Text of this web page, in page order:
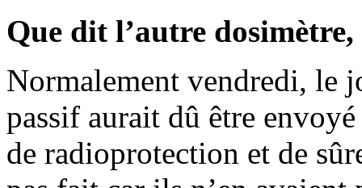
Que dit l’autre dosimètre,
Normalement vendredi, le
passif aurait dû être
de radioprotection et de